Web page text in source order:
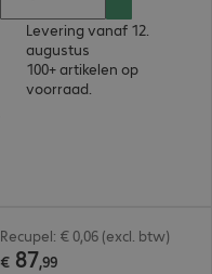
Levering vanaf 12.
augustus
100+ artikelen op
voorraad.
Recupel: € 0,06 (excl. btw)
€ 87,99